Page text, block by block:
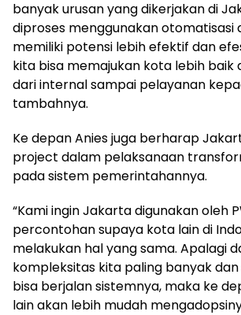
banyak urusan yang dikerjakan di
diproses menggunakan otomatisasi
memiliki potensi lebih efektif dan
kita bisa memajukan kota lebih baik
dari internal sampai pelayanan
tambahnya.
Ke depan Anies juga berharap
project dalam pelaksanaan
pada sistem pemerintahannya.
“Kami ingin Jakarta digunakan oleh
percontohan supaya kota lain di
melakukan hal yang sama. Apalagi
kompleksitas kita paling banyak
bisa berjalan sistemnya, maka ke
lain akan lebih mudah